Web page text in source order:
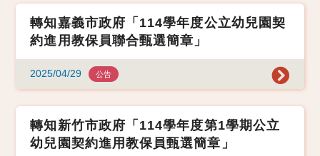
轉知嘉義市政府「114學年度公立幼兒園契
約進用教保員聯合甄選簡章」
2025/04/29 公告
轉知新竹市政府「114學年度第1學期公立
幼兒園契約進用教保員甄選簡章」